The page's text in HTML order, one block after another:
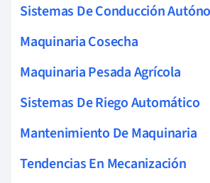
Sistemas De Conducción
Maquinaria Cosecha
Maquinaria Pesada Agrícola
Sistemas De Riego Automático
Mantenimiento De Maquinaria
Tendencias En Mecanización